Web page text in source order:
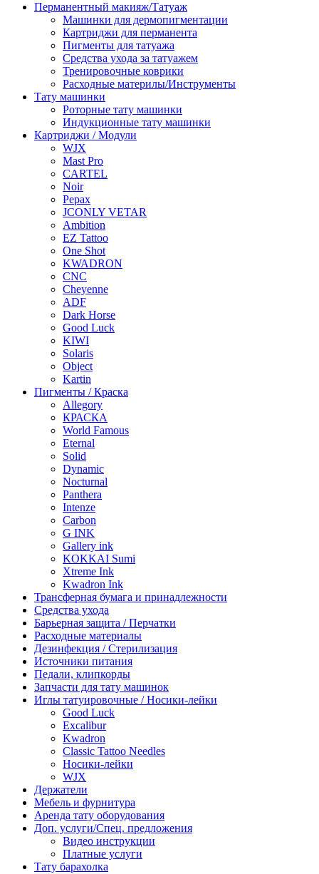
Перманентный макияж/Татуаж
Машинки для дермопигментации
Картриджи для перманента
Пигменты для татуажа
Средства ухода за татуажем
Тренировочные коврики
Расходные материлы/Инструменты
Тату машинки
Роторные тату машинки
Индукционные тату машинки
Картриджи / Модули
WJX
Mast Pro
CARTEL
Noir
Pepax
JCONLY VETAR
Ambition
EZ Tattoo
One Shot
KWADRON
CNC
Cheyenne
ADF
Dark Horse
Good Luck
KIWI
Solaris
Object
Kartin
Пигменты / Краска
Allegory
КРАСКА
World Famous
Eternal
Solid
Dynamic
Nocturnal
Panthera
Intenze
Carbon
G INK
Gallery ink
KOKKAI Sumi
Xtreme Ink
Kwadron Ink
Трансферная бумага и принадлежности
Средства ухода
Барьерная защита / Перчатки
Расходные материалы
Дезинфекция / Стерилизация
Источники питания
Педали, клипкорды
Запчасти для тату машинок
Иглы татуировочные / Носики-лейки
Good Luck
Excalibur
Kwadron
Classic Tattoo Needles
Носики-лейки
WJX
Держатели
Мебель и фурнитура
Аренда тату оборудования
Доп. услуги/Спец. предложения
Видео инструкции
Платные услуги
Тату барахолка